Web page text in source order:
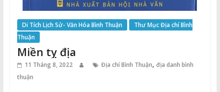
Di Tích Lịch Sử- Văn Hóa Bình Thuận
Thư Mục Địa chí Bình
Thuận
Miền tỵ địa
11 Tháng 8, 2022 Địa chí Bình Thuận, địa danh bình
thuận